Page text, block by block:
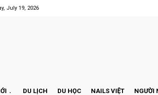
July 19, 2026
DU LỊCH DU HỌC NAILS VIỆT NGƯỜI